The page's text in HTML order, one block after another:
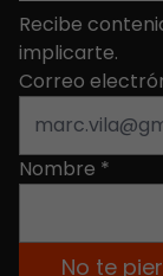
Recibe
implicarte.
Correo
Nombre *